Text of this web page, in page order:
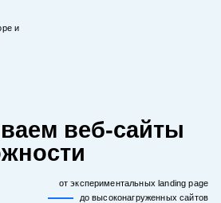
и
веб-сайты
от экспериментальных landing page
до высоконагруженных сайтов